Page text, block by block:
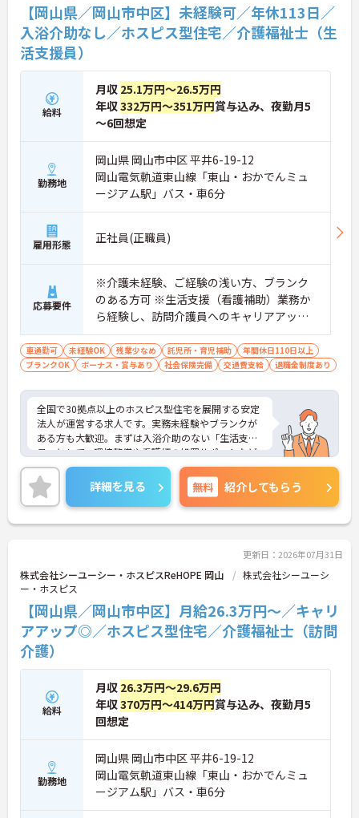
【岡山県／岡山市中区】未経験可／年休113日／
入浴介助なし／ホスピス型住宅／介護福祉士（生
活支援員）
給料
月収 25.1万円～26.5万円
年収332万円～351万円賞与込み、夜勤月5
～6回想定
勤務地
岡山県 岡山市中区 平井6-19-12
岡山電気軌道東山線「東山・おかでんミュ
ージアム駅」バス・車6分
雇用形態 正社員(正職員)
応募要件
※介護未経験、ご経験の浅い方、ブランク
のある方可 ※生活支援（看護補助）業務か
ら経験し、訪問介護員へのキャリアアップ
を目指せます
車通勤可 未経験OK 残業少なめ 託児所・育児補助
年間休日110日以上
ブランクOK
ボーナス・賞与あり 社会保険完備 交通費支給 退職金制度あり
全国で30拠点以上のホスピス型住宅を展開する安定
法人が運営する求人です。実務未経験やブランクが
ある方も大歓迎。まずは入浴介助のない「生活支援
員」として、環境整備や看護師の処置サポートなど
の業務からスタートし、無理なくホスピスケアの経
験を積むことができ、ゆくゆくは訪問介護員へステ
ップアップすることも可能です。残業は全社平均残
業月5時間程度と少なく、連続休暇の取得で支援金
が支給される独自の制度や、自由診療の割引が受け
で、24時間連携の訪問診療医もいるため、医療依存
度の高い方へのケアもチームで安心して取り組める
環境です。
★おすすめPOINT★
【無理なくステップアップできる業務内容】
・実務未経験からでも挑戦可能です
・入浴介助なし、まずは生活支援や看護師のサポー
トからスタートできます
・資格取得支援制度を活用し、将来的に訪問介護員
を目指せる環境です
【手厚い待遇と働きやすさの両立】
・介護福祉士手当25,000円あり
・残業は全社平均残業月5時間程度と少なくプライ
ベートの時間を確保できます
・3日以上の連続休暇取得で支援金が支給される独
自の制度があります
・夏季・冬季の特別休暇があり年間休日は113日し
っかりと休めます
詳細を見る 無料 紹介してもらう
更新日：2026年07月31日
株式会社シーユーシー・ホスピスReHOPE 岡山
株式会社シーユーシ
ー・ホスピス
【岡山県／岡山市中区】月給26.3万円～／キャリ
アアップ◎／ホスピス型住宅／介護福祉士（訪問
介護）
給料
月収 26.3万円～29.6万円
年収370万円～414万円賞与込み、夜勤月5
回想定
勤務地
岡山県 岡山市中区 平井6-19-12
岡山電気軌道東山線「東山・おかでんミュ
ージアム駅」バス・車6分